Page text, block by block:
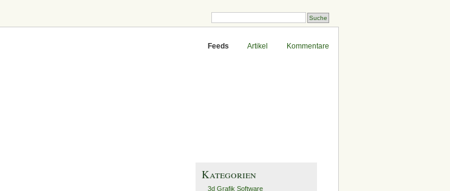
Feeds Artikel Kommentare
Kategorien
3d Grafik Software